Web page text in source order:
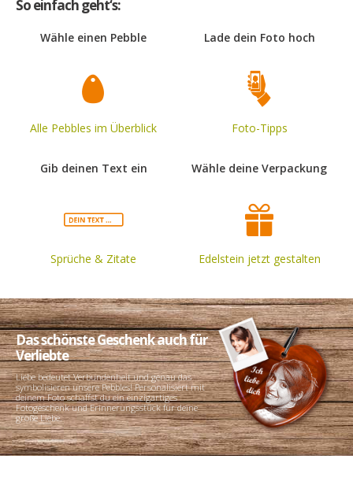
So einfach geht‘s:
Wähle einen Pebble
Alle Pebbles im Überblick
Lade dein Foto hoch
Foto-Tipps
Gib deinen Text ein
Sprüche & Zitate
Wähle deine Verpackung
Edelstein jetzt gestalten
Das schönste Geschenk auch für
Verliebte
Liebe bedeutet Verbundenheit und genau das
symbolisieren unsere Pebbles! Personalisiert mit
deinem Foto schaffst du ein einzigartiges
Fotogeschenk und Erinnerungsstück für deine
große Liebe.